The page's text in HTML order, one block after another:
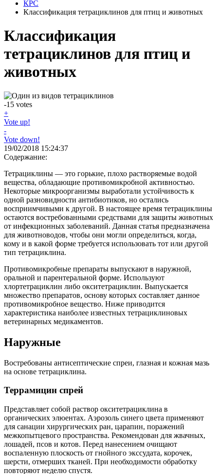
КРС
Классификация тетрациклинов для птиц и животных
Классификация
тетрациклинов для птиц и
животных
-15 votes
+
Vote up!
-
Vote down!
19/02/2018 15:24:37
Содержание:
Тетрациклины — это горькие, плохо растворяемые водой
вещества, обладающие противомикробной активностью.
Некоторые микроорганизмы выработали устойчивость к
одной разновидности антибиотиков, но остались
восприимчивыми к другой. В настоящее время тетрациклины
остаются востребованными средствами для защиты животных
от инфекционных заболеваний. Данная статья предназначена
для животноводов, чтобы они могли определиться, когда,
кому и в какой форме требуется использовать тот или другой
тип тетрациклина.
Противомикробные препараты выпускают в наружной,
оральной и парентеральной форме. Используют
хлортетрациклин либо окситетрациклин. Выпускается
множество препаратов, основу которых составляет данное
противомикробное вещество. Ниже приводится
характеристика наиболее известных тетрациклиновых
ветеринарных медикаментов.
Наружные
Востребованы антисептические спреи, глазная и кожная мазь
на основе тетрациклина.
Террамицин спрей
Представляет собой раствор окситетрациклина в
органических элюентах. Аэрозоль синего цвета применяют
для санации хирургических ран, царапин, поражений
межкопытцевого пространства. Рекомендован для жвачных,
лошадей, псов и котов. Перед нанесением очищают
воспаленную плоскость от гнойного экссудата, корочек,
шерсти, отмерших тканей. При необходимости обработку
повторяют неделю спустя.